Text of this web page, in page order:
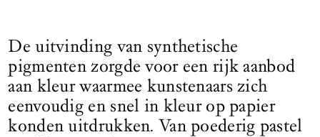
De uitvinding van synthetische
pigmenten zorgde voor een rijk aanbod
aan kleur waarmee kunstenaars zich
eenvoudig en snel in kleur op papier
konden uitdrukken. Van poederig pastel